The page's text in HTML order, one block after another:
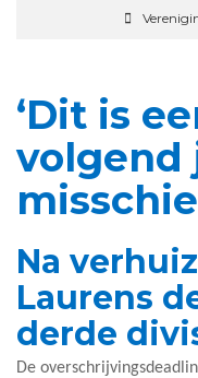
‘Dit is
volgend
Na
Laurens
derde
De